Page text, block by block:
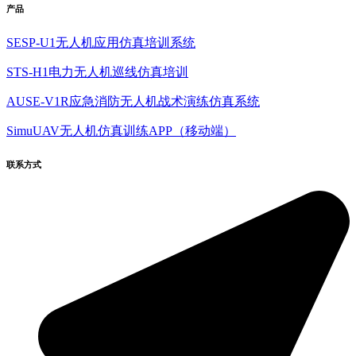
产品
SESP-U1无人机应用仿真培训系统
STS-H1电力无人机巡线仿真培训
AUSE-V1R应急消防无人机战术演练仿真系统
SimuUAV无人机仿真训练APP（移动端）
联系方式